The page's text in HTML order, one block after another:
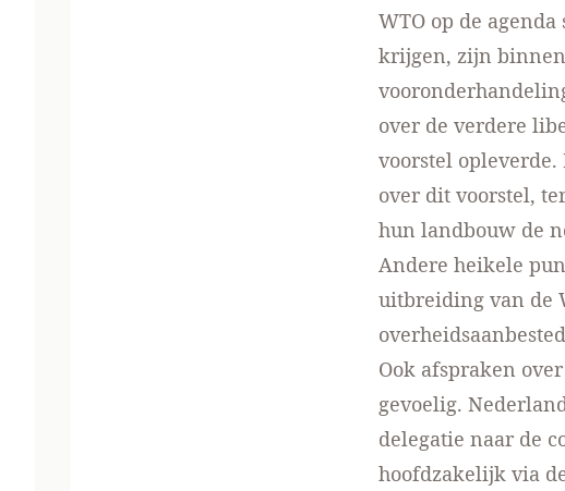
WTO op de
krijgen, zijn binnen
over de verdere
voorstel opleverde.
over dit voorstel,
hun landbouw de
Andere heikele
uitbreiding van de
Ook afspraken
gevoelig.
delegatie naar de
hoofdzakelijk via